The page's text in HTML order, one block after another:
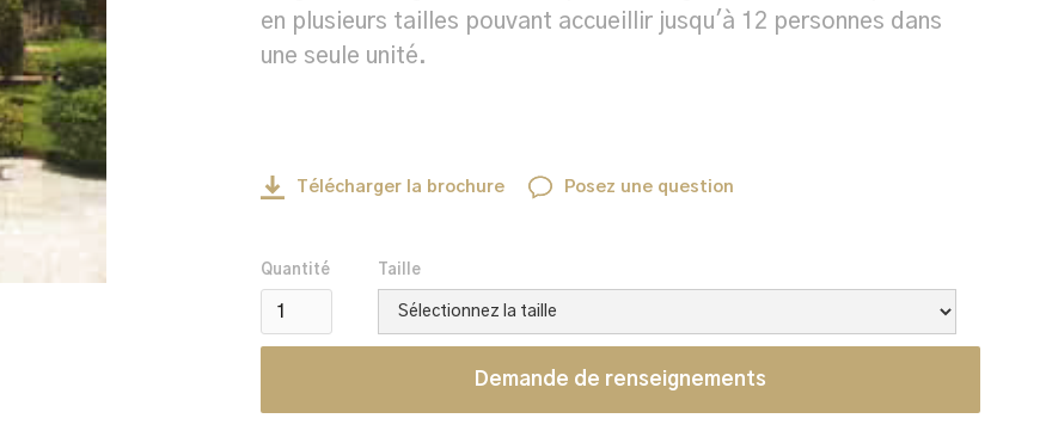
en plusieurs tailles pouvant accueillir jusqu'à 12 personnes dans
une seule unité.
Télécharger la brochure Posez une question
Quantité Taille
Demande de renseignements